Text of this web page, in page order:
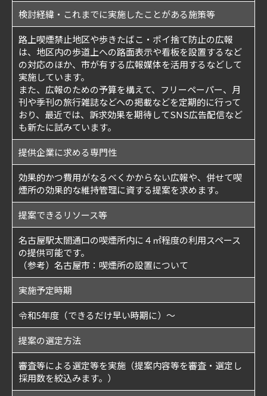
検討経緯・これまでに実施したことがある施策等
路上喫煙禁止地区や歩きたばこ・ポイ捨て防止の広報
は、地区内の歩道上への路面表示や看板を設置するなど
の対応のほか、市が有する広報媒体を活用するなどして
実施しています。
また、広報のための予算を構えて、フリーペーパー、月
刊や季刊の旅行雑誌などへの掲載などを定期的に行って
おり、最近では、訴求効果を期待してSNS広告配信など
も新たに試みています。
提供企業に求める専門性
効果的かつ費用がなるべくかからない広報や、併せて喫
煙所の効果的な維持管理に資する提案を求めます。
提案できるリソース等
名古屋駅太閤通口の喫煙所内に４㎡程度の利用スペース
の提供可能です。
（参考） 名古屋市：喫煙所の設置について
実施予定時期
令和5年度（できるだけ早い時期に）～
提案の選定方法
審査等による選定等を実施（提案内容等を審査・選定し
採用数を絞込みます。）